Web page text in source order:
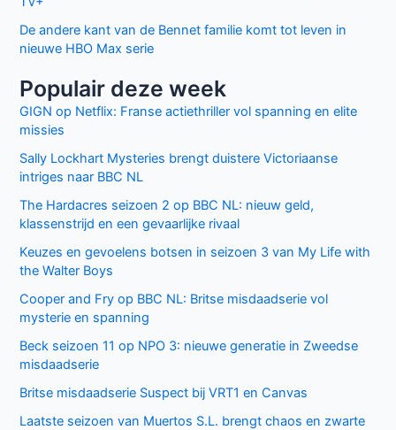
De andere kant van de Bennet familie komt tot leven in
nieuwe HBO Max serie
Populair deze week
GIGN op Netflix: Franse actiethriller vol spanning en elite
missies
Sally Lockhart Mysteries brengt duistere Victoriaanse
intriges naar BBC NL
The Hardacres seizoen 2 op BBC NL: nieuw geld,
klassenstrijd en een gevaarlijke rivaal
Keuzes en gevoelens botsen in seizoen 3 van My Life with
the Walter Boys
Cooper and Fry op BBC NL: Britse misdaadserie vol
mysterie en spanning
Beck seizoen 11 op NPO 3: nieuwe generatie in Zweedse
misdaadserie
Britse misdaadserie Suspect bij VRT1 en Canvas
Laatste seizoen van Muertos S.L. brengt chaos en zwarte